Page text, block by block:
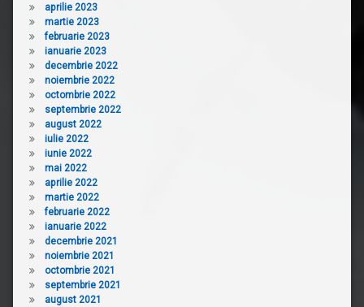
aprilie 2023
martie 2023
februarie 2023
ianuarie 2023
decembrie 2022
noiembrie 2022
octombrie 2022
septembrie 2022
august 2022
iulie 2022
iunie 2022
mai 2022
aprilie 2022
martie 2022
februarie 2022
ianuarie 2022
decembrie 2021
noiembrie 2021
octombrie 2021
septembrie 2021
august 2021